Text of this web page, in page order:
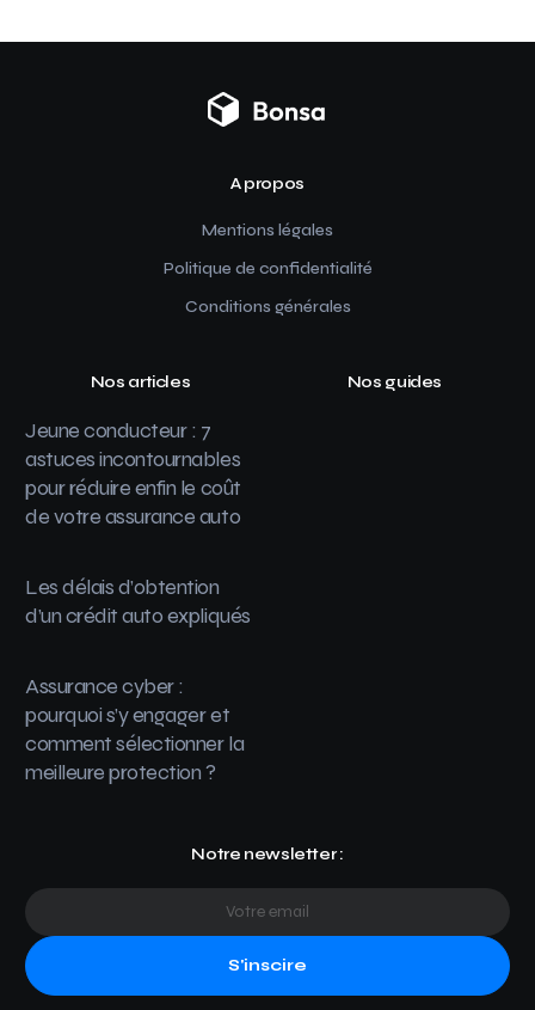
A propos
Mentions légales
Politique de confidentialité
Conditions générales
Nos articles
Jeune conducteur : 7
astuces incontournables
pour réduire enfin le coût
de votre assurance auto
Les délais d’obtention
d’un crédit auto expliqués
Assurance cyber :
pourquoi s’y engager et
comment sélectionner la
meilleure protection ?
Nos guides
Notre newsletter :
S'inscire